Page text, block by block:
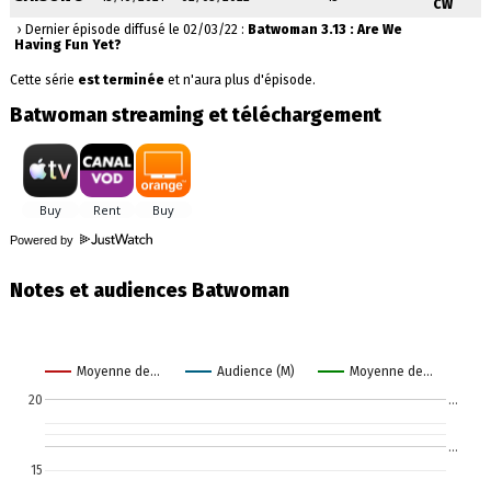
CW
› Dernier épisode diffusé le 02/03/22 : Batwoman 3.13 : Are We
Having Fun Yet?
Cette série est terminéeet n'aura plus d'épisode.
Batwoman streaming et téléchargement
Powered by
Notes et audiences Batwoman
Moyenne de… Audience (M) Moyenne de…
15
20
…
…